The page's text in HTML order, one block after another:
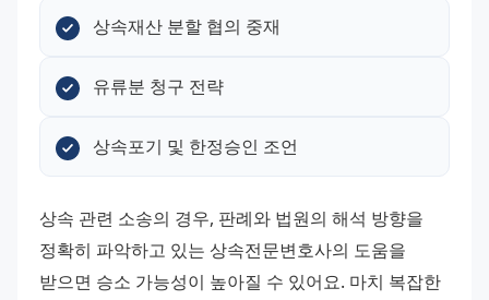
상속재산 분할 협의 중재
유류분 청구 전략
상속포기 및 한정승인 조언
상속 관련 소송의 경우, 판례와 법원의 해석 방향을
정확히 파악하고 있는 상속전문변호사의 도움을
받으면 승소 가능성이 높아질 수 있어요. 마치 복잡한